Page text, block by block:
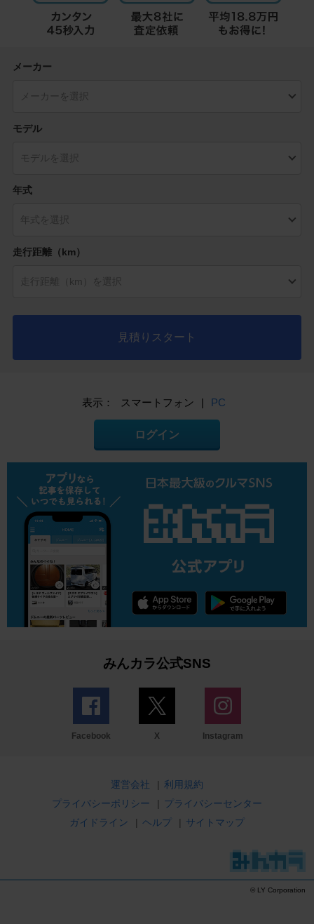
メーカー
モデル
年式
走行距離（km）
見積りスタート
表示： スマートフォン | PC
ログイン
みんカラ公式SNS
Facebook X Instagram
運営会社 | 利用規約
プライバシーポリシー
| プライバシーセンター
ガイドライン
| ヘルプ | サイトマップ
© LY Corporation